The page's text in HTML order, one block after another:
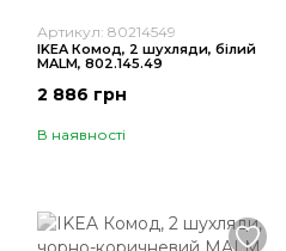
Артикул: 80214549
IKEA Комод, 2 шухляди, білий
MALM, 802.145.49
2 886 грн
В наявності